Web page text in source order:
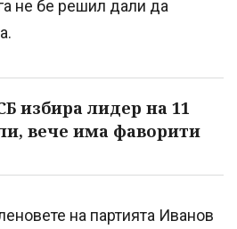
не бе решил дали да
избира лидер на 11
вече има фаворити
на партията Иванов